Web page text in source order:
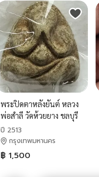
พระปิดตาหลังยันต์ หลวง
พ่อสำลี วัดห้วยยาง ชลบุรี
ปี 2513
ปี 2513
กรุงเทพมหานคร
฿ 1,500